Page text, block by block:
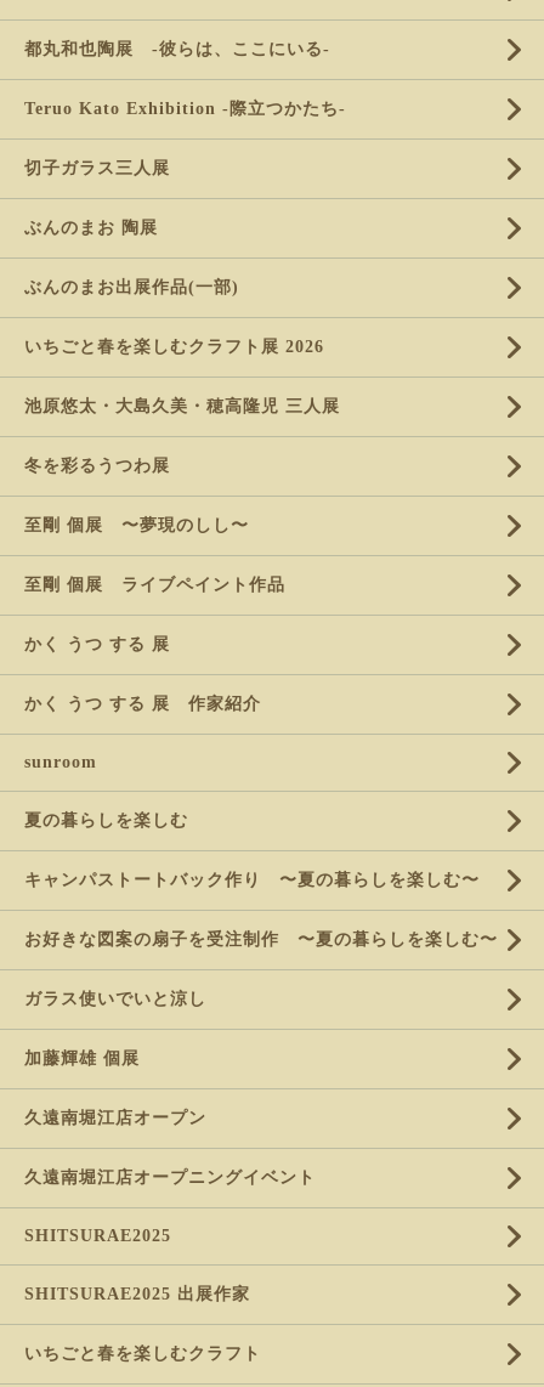
都丸和也陶展 -彼らは、ここにいる-
Teruo Kato Exhibition -際立つかたち-
切子ガラス三人展
ぶんのまお 陶展
ぶんのまお出展作品(一部)
いちごと春を楽しむクラフト展 2026
池原悠太・大島久美・穂高隆児 三人展
冬を彩るうつわ展
至剛 個展 〜夢現のしし〜
至剛 個展 ライブペイント作品
かく うつ する 展
かく うつ する 展 作家紹介
sunroom
夏の暮らしを楽しむ
キャンパストートバック作り 〜夏の暮らしを楽しむ〜
お好きな図案の扇子を受注制作 〜夏の暮らしを楽しむ〜
ガラス使いでいと涼し
加藤輝雄 個展
久遠南堀江店オープン
久遠南堀江店オープニングイベント
SHITSURAE2025
SHITSURAE2025 出展作家
いちごと春を楽しむクラフト